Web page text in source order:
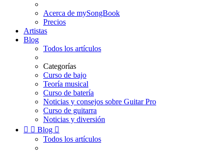
Acerca de mySongBook
Precios
Artistas
Blog
Todos los artículos
Categorías
Curso de bajo
Teoría musical
Curso de batería
Noticias y consejos sobre Guitar Pro
Curso de guitarra
Noticias y diversión
  Blog 
Todos los artículos